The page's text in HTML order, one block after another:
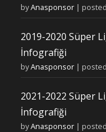
byAnasponsor |
2019-2020 Süper
İnfografiği
byAnasponsor |
2021-2022 Süper
İnfografiği
byAnasponsor |